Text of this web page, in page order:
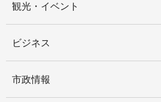
観光・イベント
ビジネス
市政情報